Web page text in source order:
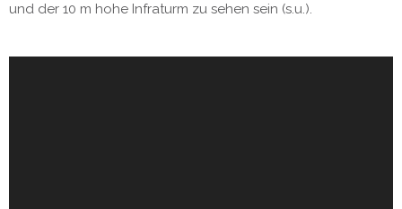
und der 10 m hohe Infraturm zu sehen sein (s.u.).